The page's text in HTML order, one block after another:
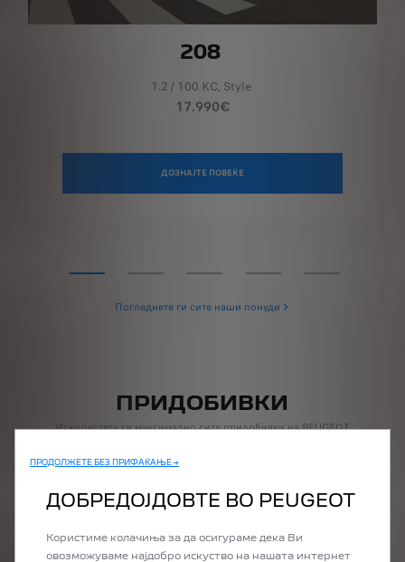
208
1.2 / 100 КС, Style
17.990€
ДОЗНАЈТЕ ПОВЕЌЕ
Погледнете ги сите наши понуди
ПРИДОБИВКИ
Искористете ги максимално сите придобивки на PEUGEOT
Побарајте понуда или закажете тест возење за вашето идно
ПРОДОЛЖЕТЕ БЕЗ ПРИФАЌАЊЕ →
ДОБРЕДОЈДОВТЕ ВО PEUGEOT
Користиме колачиња за да осигураме дека Ви
овозможуваме најдобро искуство на нашата интернет